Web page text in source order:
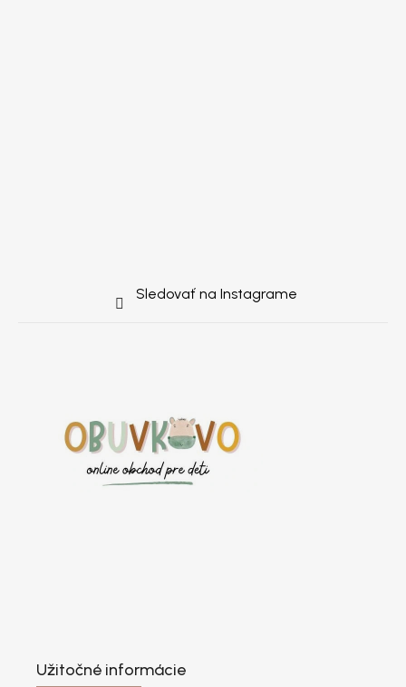
Sledovať na Instagrame
Užitočné informácie